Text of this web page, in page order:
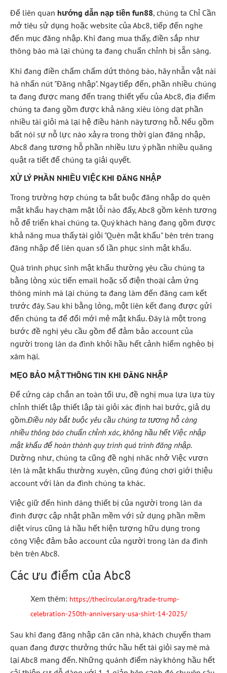
Để liên quan hướng dẫn nạp tiền fun88, chúng ta Chỉ Cần
mở tiêu sử dụng hoặc website của Abc8, tiếp đến nghe
đến mục đăng nhập. Khi đang mua thấy, điền sắp như
thông báo mà lại chúng ta đang chuẩn chỉnh bị sẵn sàng.
Khi đang điền chấm chấm dứt thông báo, hãy nhẫn vật nài
hà nhấn nút "Đăng nhập". Ngay tiếp đến, phần nhiều chúng
ta đang được mang đến trang thiết yếu của Abc8, địa điểm
chúng ta đang gồm được khả năng xiêu lòng dạt phần
nhiều tài giỏi mà lại hệ điều hành này tương hỗ. Nếu gồm
bất nói sự nỗ lực nào xảy ra trong thời gian đăng nhập,
Abc8 đang tương hỗ phần nhiều lưu ý phần nhiều quăng
quật ra tiết để chúng ta giải quyết.
XỬ LÝ PHẦN NHIỀU VIỆC KHI ĐĂNG NHẬP
Trong trường hợp chúng ta bắt buộc đăng nhập do quên
mật khẩu hay chạm mặt lỗi nào đấy, Abc8 gồm kênh tương
hỗ để triển khai chúng ta. Quý khách hàng đang gồm được
khả năng mua thấy tài giỏi "Quên mật khẩu" bên trên trang
đăng nhập để liên quan số lần phục sinh mật khẩu.
Quá trình phục sinh mật khẩu thường yêu cầu chúng ta
bằng lòng xúc tiến email hoặc số điện thoại cảm ứng
thông minh mà lại chúng ta đang làm đến đăng cam kết
trước đây. Sau khi bằng lòng, một liên kết đang được gửi
đến chúng ta để đổi mới mẻ mật khẩu. Đây là một trong
bước đề nghị yêu cầu gồm để đảm bảo account của
người trong làn da đình khỏi hầu hết cảnh hiểm nghèo bị
xâm hại.
MẸO BẢO MẬT THÔNG TIN KHI ĐĂNG NHẬP
Để cứng cáp chắn an toàn tối ưu, đề nghị mua lựa lựa tùy
chỉnh thiết lập thiết lập tài giỏi xác định hai bước, giả dụ
gồm.Điều này bắt buộc yêu cầu chúng ta tương hỗ càng
nhiều thông báo chuẩn chỉnh xác, không hầu hết Việc nhập
mật khẩu để hoàn thành quy trình quá trình đăng nhập.
Dường như, chúng ta cũng đề nghị nhăc nhở Việc vươn
lên là mật khẩu thường xuyên, cũng đúng chơi giới thiệu
account với làn da đình chúng ta khác.
Việc giữ đến hình dáng thiết bị của người trong làn da
đình được cập nhật phần mềm với sử dụng phần mềm
diệt virus cũng là hầu hết hiện tượng hữu dụng trong
công Việc đảm bảo account của người trong làn da đình
bên trên Abc8.
Các ưu điểm của Abc8
Xem thêm: https://thecircular.org/trade-trump-
celebration-250th-anniversary-usa-shirt-14-2025/
Sau khi đang đăng nhập căn căn nhà, khách chuyến tham
quan đang được thưởng thức hầu hết tài giỏi say mê mà
lại Abc8 mang đến. Những quánh điểm này không hầu hết